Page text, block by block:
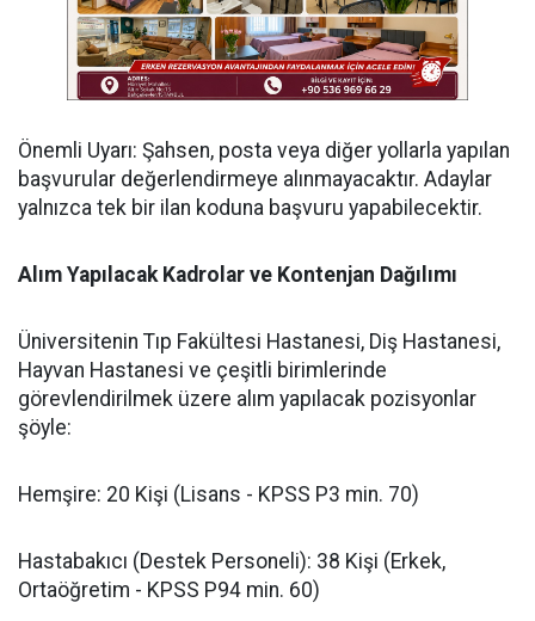
​Önemli Uyarı: Şahsen, posta veya diğer yollarla yapılan
başvurular değerlendirmeye alınmayacaktır. Adaylar
yalnızca tek bir ilan koduna başvuru yapabilecektir.
​Alım Yapılacak Kadrolar ve Kontenjan Dağılımı
​Üniversitenin Tıp Fakültesi Hastanesi, Diş Hastanesi,
Hayvan Hastanesi ve çeşitli birimlerinde
görevlendirilmek üzere alım yapılacak pozisyonlar
şöyle:
​Hemşire: 20 Kişi (Lisans - KPSS P3 min. 70)
​Hastabakıcı (Destek Personeli): 38 Kişi (Erkek,
Ortaöğretim - KPSS P94 min. 60)